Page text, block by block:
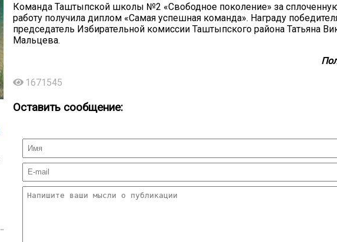
Команда Таштыпской школы №2 «Свободное поколение» за
работу получила диплом «Самая успешная команда». Награду
председатель Избирательной комиссии Таштыпского района Татьяна
Мальцева.
1671545
Оставить сообщение: